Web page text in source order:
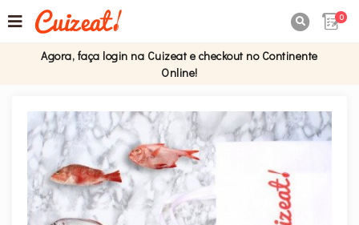
0
Agora, faça login na Cuizeat e checkout no Continente
Online!